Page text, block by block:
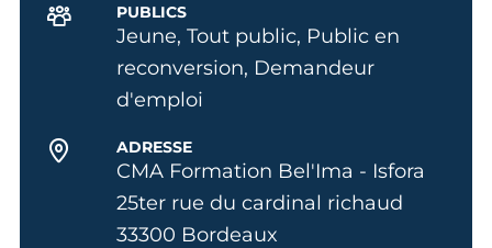
PUBLICS
Jeune, Tout public, Public en
reconversion, Demandeur
d'emploi
ADRESSE
CMA Formation Bel'Ima - Isfora
25ter rue du cardinal richaud
33300 Bordeaux